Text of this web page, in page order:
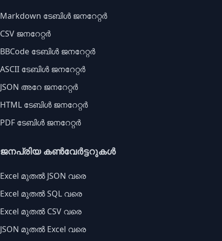
Markdown ടേബിൾ ജനറേറ്റർ
CSV ജനറേറ്റർ
BBCode ടേബിൾ ജനറേറ്റർ
ASCII ടേബിൾ ജനറേറ്റർ
JSON അറേ ജനറേറ്റർ
HTML ടേബിൾ ജനറേറ്റർ
PDF ടേബിൾ ജനറേറ്റർ
ജനപ്രിയ കൺവേർട്ടറുകൾ
Excel മുതൽ JSON വരെ
Excel മുതൽ SQL വരെ
Excel മുതൽ CSV വരെ
JSON മുതൽ Excel വരെ